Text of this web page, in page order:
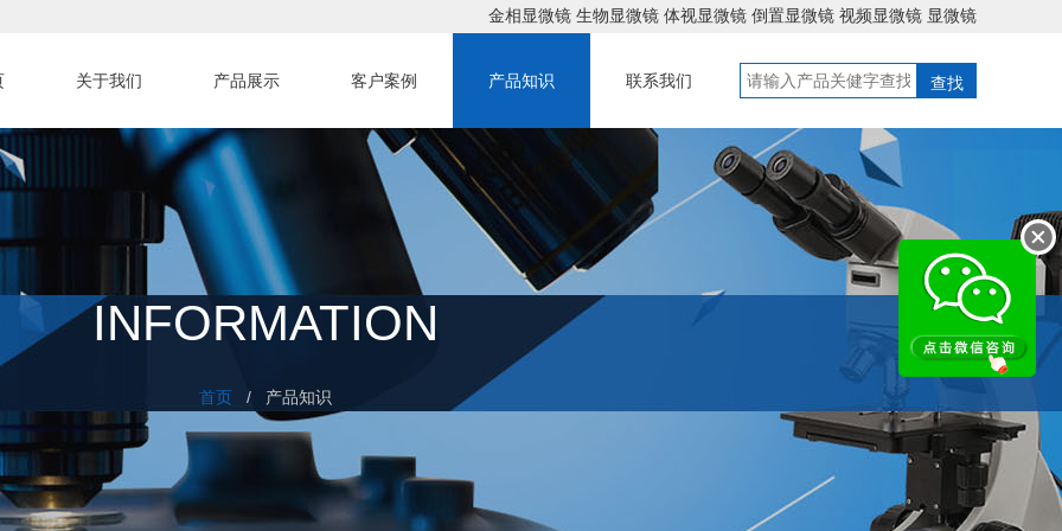
金相显微镜 生物显微镜 体视显微镜 倒置显微镜 视频显微镜 显微镜
关于我们 产品展示 客户案例 产品知识 联系我们
INFORMATION
首页 / 产品知识